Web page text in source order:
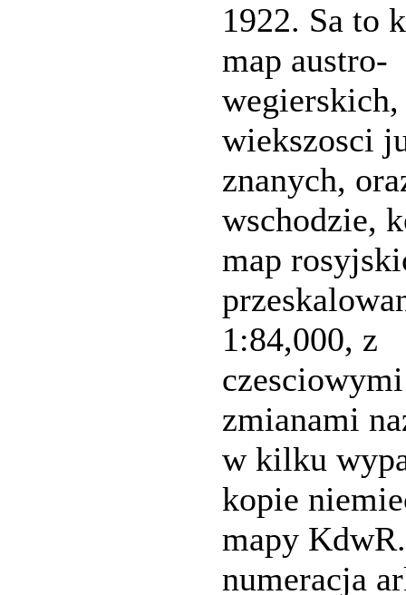
1922. Sa to
map austro-
wiekszosci
znanych,
wschodzie,
map
1:84,000, z
czesciowymi
zmianami
w kilku
kopie
mapy
numeracja